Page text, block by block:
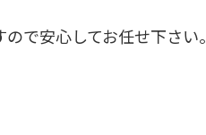
で安心してお任せ下さい。